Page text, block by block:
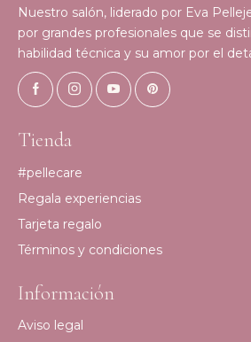
Nuestro salón, liderado por Eva
por grandes profesionales que se
habilidad técnica y su amor por el
Tienda
#pellecare
Regala experiencias
Tarjeta regalo
Términos y condiciones
Información
Aviso legal